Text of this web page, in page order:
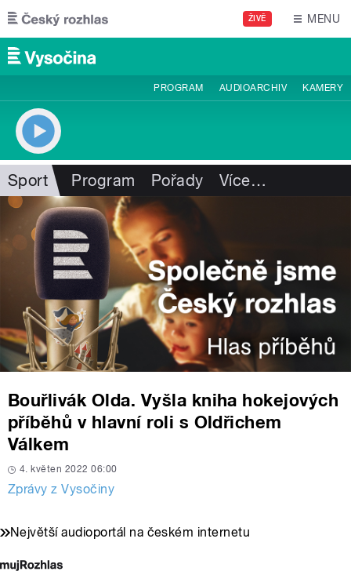
Přejít k hlavnímu obsahu
ŽIVĚ MENU
PROGRAM AUDIOARCHIV KAMERY
Sport Program Pořady Více…
Bouřlivák Olda. Vyšla kniha hokejových
příběhů v hlavní roli s Oldřichem
Válkem
4. květen 2022 06:00
Zprávy z Vysočiny
Největší audioportál na českém internetu